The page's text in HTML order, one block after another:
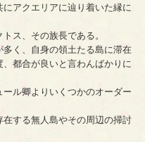
アクエリアに辿り着いた縁に
ス、その族長である。
く、自身の領土たる島に滞在
都合が良いと言わんばかりに
ール卿よりいくつかのオーダー
する無人島やその周辺の掃討